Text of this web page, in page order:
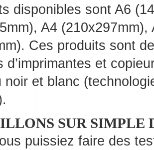
disponibles sont A6
A4
Ces produits sont
d’imprimantes et
noir et blanc
SUR SIMPLE
puissiez faire des